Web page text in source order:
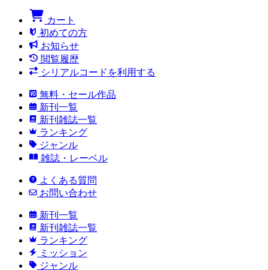
カート
初めての方
お知らせ
閲覧履歴
シリアルコードを利用する
無料・セール作品
新刊一覧
新刊雑誌一覧
ランキング
ジャンル
雑誌・レーベル
よくある質問
お問い合わせ
新刊一覧
新刊雑誌一覧
ランキング
ミッション
ジャンル